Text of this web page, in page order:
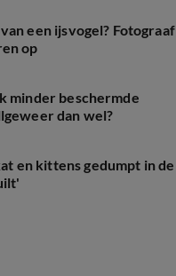
een ijsvogel? Fotograaf
op
minder beschermde
dan wel?
en kittens gedumpt in de